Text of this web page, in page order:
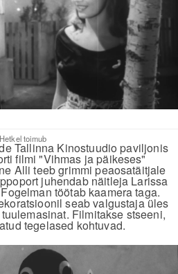
Hetkel toimub
Tallinna Kinostuudio paviljonis
filmi "Vihmas ja päikeses"
Alli teeb grimmi peaosatäitjale
juhendab näitleja Larissa
töötab kaamera taga.
seab valgustaja üles
Filmitakse stseeni,
tegelased kohtuvad.